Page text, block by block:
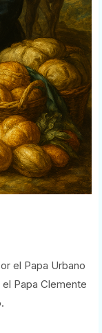
el Papa Urbano
el Papa Clemente